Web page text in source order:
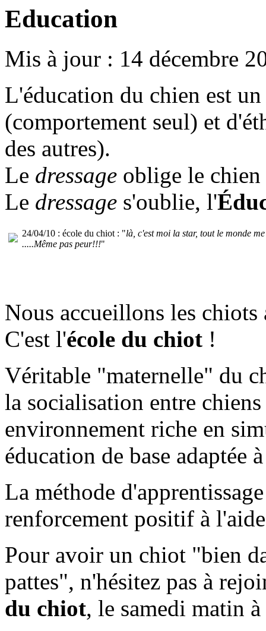
Education
Mis à jour : 14 décembre
L'éducation du chien est
(comportement seul) et
des autres).
Le dressage oblige le
Le dressage s'oublie, l'
24/04/10 : école du chiot : "là, c'est moi la star, tout le monde
.....Même pas peur!!!"
Nous accueillons les
C'est l'école du chiot !
Véritable "maternelle" du
la socialisation entre
environnement riche en
éducation de base adaptée
La méthode
renforcement positif à
Pour avoir un chiot "bien
pattes", n'hésitez pas à
du chiot, le samedi matin